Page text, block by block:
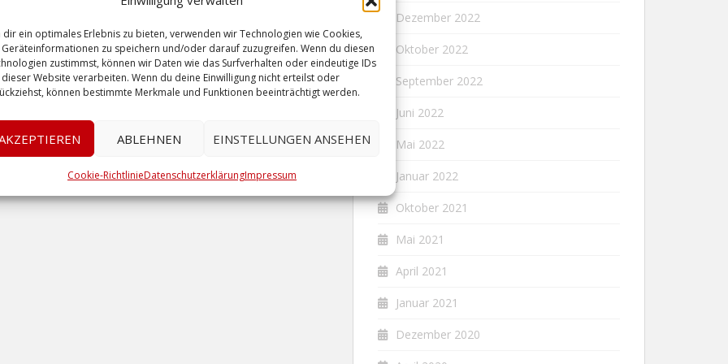
dir ein optimales Erlebnis zu bieten, verwenden wir Technologien wie Cookies,
Geräteinformationen zu speichern und/oder darauf zuzugreifen. Wenn du diesen
zustimmst, können wir Daten wie das Surfverhalten oder eindeutige IDs
dieser Website verarbeiten. Wenn du deine Einwilligung nicht erteilst oder
können bestimmte Merkmale und Funktionen beeinträchtigt werden.
ABLEHNEN EINSTELLUNGEN ANSEHEN
Cookie-RichtlinieDatenschutzerklärungImpressum
Dezember 2022
Oktober 2022
September 2022
Juni 2022
Mai 2022
Januar 2022
Oktober 2021
Mai 2021
April 2021
Januar 2021
Dezember 2020